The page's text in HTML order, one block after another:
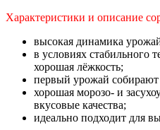
Характеристики и описание
высокая динамика
в условиях стабильного
хорошая лёжкость;
первый урожай собирают
хорошая морозо- и
вкусовые качества;
идеально подходит для